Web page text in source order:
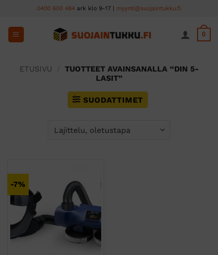
content
0400 600 484 ark klo 9-17 | myynti@suojaintukku.fi
0
ETUSIVU
TUOTTEET AVAINSANALLA “DIN 5-
LASIT”
SUODATTIMET
-7%